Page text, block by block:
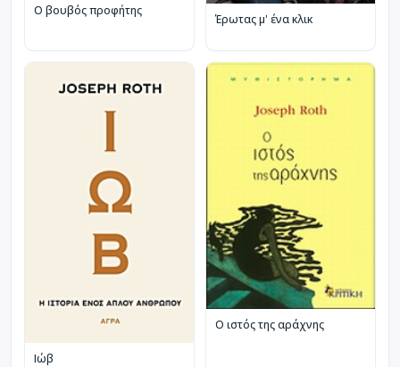
Ο βουβός προφήτης
Έρωτας μ' ένα κλικ
Ιώβ
Ο ιστός της αράχνης